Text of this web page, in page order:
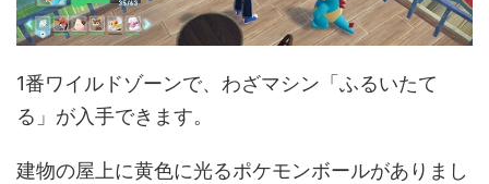
1番ワイルドゾーンで、わざマシン「ふるいたて
る」が入手できます。
建物の屋上に黄色に光るポケモンボールがありまし